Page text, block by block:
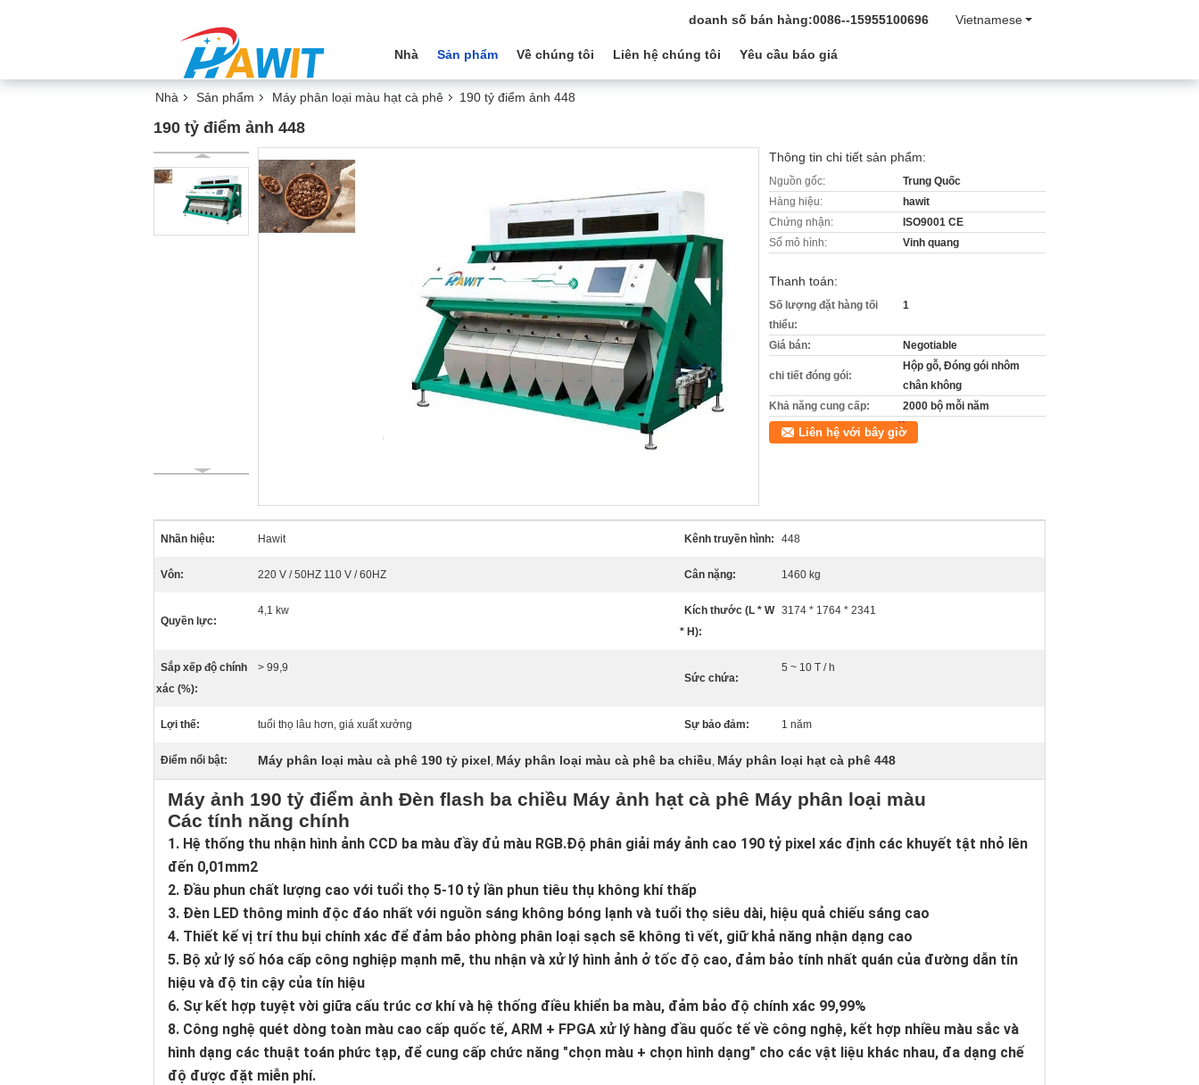
Vietnamese
doanh số bán hàng:0086--15955100696
Nhà Sản phẩm Về chúng tôi Liên hệ chúng tôi Yêu cầu báo giá
Nhà Sản phẩm Máy phân loại màu hạt cà phê 190 tỷ điểm ảnh 448
190 tỷ điểm ảnh 448
Thông tin chi tiết sản phẩm:
Nguồn gốc:
Trung Quốc
Hàng hiệu:
hawit
Chứng nhận:
ISO9001 CE
Số mô hình:
Vinh quang
Thanh toán:
Số lượng đặt hàng tối
thiểu:
1
Giá bán: Negotiable
chi tiết đóng gói:
Hộp gỗ, Đóng gói nhôm
chân không
Khả năng cung cấp:
2000 bộ mỗi năm
Liên hệ với bây giờ
Nhãn hiệu: Hawit Kênh truyền hình: 448
Vôn: 220 V / 50HZ 110 V / 60HZ Cân nặng: 1460 kg
Quyền lực:
4,1 kw
Kích thước (L * W
* H):
3174 * 1764 * 2341
Sắp xếp độ chính
xác (%):
> 99,9
Sức chứa:
5 ~ 10 T / h
Lợi thế: tuổi thọ lâu hơn, giá xuất xưởng Sự bảo đảm: 1 năm
Điểm nổi bật: Máy phân loại màu cà phê 190 tỷ pixel, Máy phân loại màu cà phê ba chiều, Máy phân loại hạt cà phê 448
Máy ảnh 190 tỷ điểm ảnh Đèn flash ba chiều Máy ảnh hạt cà phê Máy phân loại màu
Các tính năng chính
1. Hệ thống thu nhận hình ảnh CCD ba màu đầy đủ màu RGB.Độ phân giải máy ảnh cao 190 tỷ pixel xác định các khuyết tật nhỏ lên
đến 0,01mm2
2. Đầu phun chất lượng cao với tuổi thọ 5-10 tỷ lần phun tiêu thụ không khí thấp
3. Đèn LED thông minh độc đáo nhất với nguồn sáng không bóng lạnh và tuổi thọ siêu dài, hiệu quả chiếu sáng cao
4. Thiết kế vị trí thu bụi chính xác để đảm bảo phòng phân loại sạch sẽ không tì vết, giữ khả năng nhận dạng cao
5. Bộ xử lý số hóa cấp công nghiệp mạnh mẽ, thu nhận và xử lý hình ảnh ở tốc độ cao, đảm bảo tính nhất quán của đường dẫn tín
hiệu và độ tin cậy của tín hiệu
6. Sự kết hợp tuyệt vời giữa cấu trúc cơ khí và hệ thống điều khiển ba màu, đảm bảo độ chính xác 99,99%
8. Công nghệ quét dòng toàn màu cao cấp quốc tế, ARM + FPGA xử lý hàng đầu quốc tế về công nghệ, kết hợp nhiều màu sắc và
hình dạng các thuật toán phức tạp, để cung cấp chức năng "chọn màu + chọn hình dạng" cho các vật liệu khác nhau, đa dạng chế
độ được đặt miễn phí.